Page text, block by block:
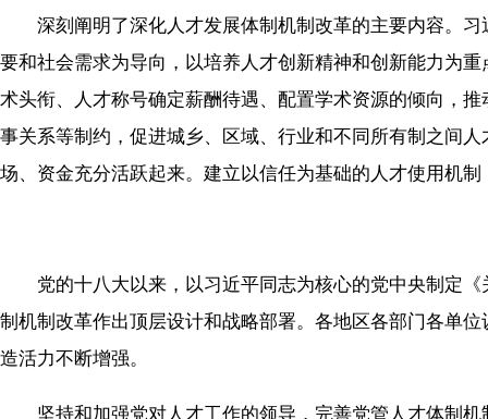
深刻阐明了深化人才发展体制机制改革的主要内容。习
要和社会需求为导向，以培养人才创新精神和创新能力为
术头衔、人才称号确定薪酬待遇、配置学术资源的倾向，
事关系等制约，促进城乡、区域、行业和不同所有制之间
场、资金充分活跃起来。建立以信任为基础的人才使用机
党的十八大以来，以习近平同志为核心的党中央制定《
制机制改革作出顶层设计和战略部署。各地区各部门各单
造活力不断增强。
坚持和加强党对人才工作的领导，完善党管人才体制机